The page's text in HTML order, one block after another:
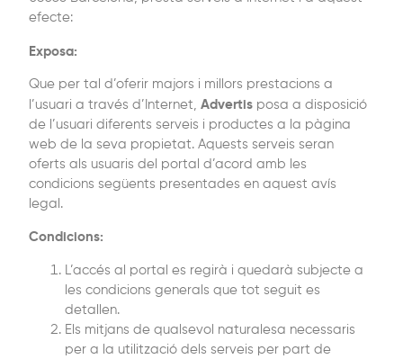
efecte:
Exposa:
Que per tal d’oferir majors i millors prestacions a
l’usuari a través d’Internet,Advertis posa a disposició
de l’usuari diferents serveis i productes a la pàgina
web de la seva propietat. Aquests serveis seran
oferts als usuaris del portal d’acord amb les
condicions següents presentades en aquest avís
legal.
Condicions:
L’accés al portal es regirà i quedarà subjecte a
les condicions generals que tot seguit es
detallen.
Els mitjans de qualsevol naturalesa necessaris
per a la utilització dels serveis per part de